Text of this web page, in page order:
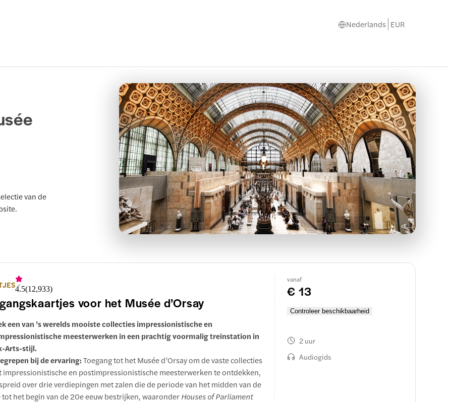
Nederlands EUR
van de
4.5(12,933)
voor het Musée d’Orsay
vanaf
€ 13
Controleer beschikbaarheid
2 uur
Audiogids
een van ’s werelds mooiste collecties impressionistische en
meesterwerken in een prachtig voormalig treinstation in
Arts-stijl.
bij de ervaring:Toegang tot het Musée d’Orsay om de vaste collecties
impressionistische en postimpressionistische meesterwerken te ontdekken,
over drie verdiepingen met zalen die de periode van het midden van de
tot het begin van de 20e eeuw bestrijken, waaronderHouses of Parliament